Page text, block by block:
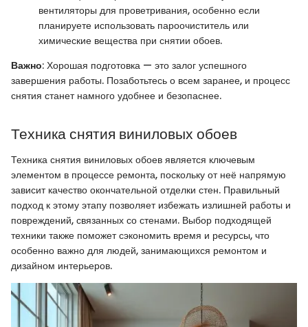
вентиляторы для проветривания, особенно если
планируете использовать пароочиститель или
химические вещества при снятии обоев.
Важно: Хорошая подготовка — это залог успешного
завершения работы. Позаботьтесь о всем заранее, и процесс
снятия станет намного удобнее и безопаснее.
Техника снятия виниловых обоев
Техника снятия виниловых обоев является ключевым
элементом в процессе ремонта, поскольку от неё напрямую
зависит качество окончательной отделки стен. Правильный
подход к этому этапу позволяет избежать излишней работы и
повреждений, связанных со стенами. Выбор подходящей
техники также поможет сэкономить время и ресурсы, что
особенно важно для людей, занимающихся ремонтом и
дизайном интерьеров.